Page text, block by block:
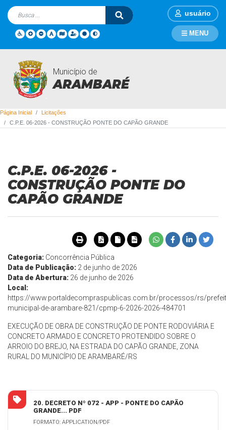
usuário
Município de
ARAMBARÉ
MENU
Licitações
Página Inicial
Licitações
C.P.E. 06-2026 - CONSTRUÇÃO PONTE DO CAPÃO GRANDE
C.P.E. 06-2026 -
CONSTRUÇÃO PONTE DO
CAPÃO GRANDE
Categoria: Concorrência Pública
Data de Publicação: 2 de junho de 2026
Data de Abertura: 26 de junho de 2026
Local:
https://www.portaldecompraspublicas.com.br/processos/rs/
municipal-de-arambare-821/cpmp-6-2026-2026-484701
EXECUÇÃO DE OBRA DE CONSTRUÇÃO DE PONTE RODOVIÁRIA E
CONCRETO ARMADO E CONCRETO PROTENDIDO SOBRE O
ARROIO DO BREJO, NA ESTRADA DO CAPÃO GRANDE, ZONA
RURAL DO MUNICÍPIO DE ARAMBARÉ/RS
20. DECRETO Nº 072 - APP - PONTE DO CAPÃO
GRANDE... PDF
FORMATO: APPLICATION/PDF